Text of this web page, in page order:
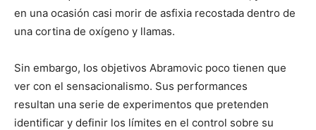
en una ocasión casi morir de asfixia recostada dentro de
una cortina de oxígeno y llamas.
Sin embargo, los objetivos Abramovic poco tienen que
ver con el sensacionalismo. Sus performances
resultan una serie de experimentos que pretenden
identificar y definir los límites en el control sobre su